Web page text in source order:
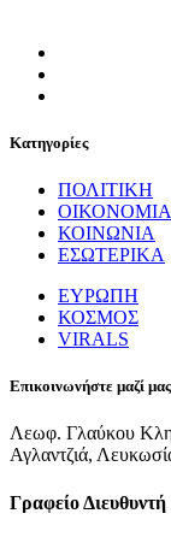
Κατηγορίες
ΠΟΛΙΤΙΚΗ
ΟΙΚΟΝΟΜΙΑ
ΚΟΙΝΩΝΙΑ
ΕΣΩΤΕΡΙΚΑ
ΕΥΡΩΠΗ
ΚΟΣΜΟΣ
VIRALS
Επικοινωνήστε μαζί μας
Λεωφ. Γλαύκου
Αγλαντζιά,
Γραφείο Διευθυντή